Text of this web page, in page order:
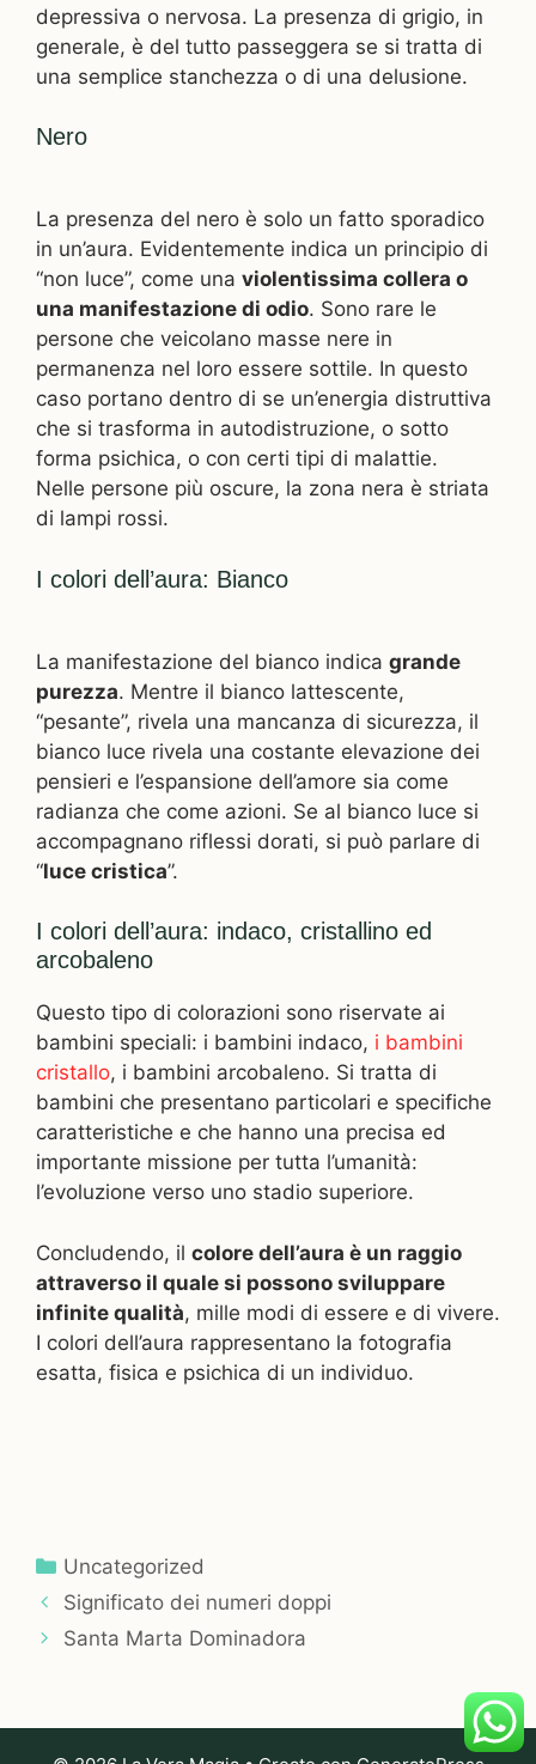
depressiva o nervosa. La presenza di grigio, in
generale, è del tutto passeggera se si tratta di
una semplice stanchezza o di una delusione.
Nero
La presenza del nero è solo un fatto sporadico
in un’aura. Evidentemente indica un principio di
“non luce”, come una violentissima collera o
una manifestazione di odio. Sono rare le
persone che veicolano masse nere in
permanenza nel loro essere sottile. In questo
caso portano dentro di se un’energia distruttiva
che si trasforma in autodistruzione, o sotto
forma psichica, o con certi tipi di malattie.
Nelle persone più oscure, la zona nera è striata
di lampi rossi.
I colori dell’aura: Bianco
La manifestazione del bianco indica grande
purezza. Mentre il bianco lattescente,
“pesante”, rivela una mancanza di sicurezza, il
bianco luce rivela una costante elevazione dei
pensieri e l’espansione dell’amore sia come
radianza che come azioni. Se al bianco luce si
accompagnano riflessi dorati, si può parlare di
“luce cristica”.
I colori dell’aura: indaco, cristallino ed
arcobaleno
Questo tipo di colorazioni sono riservate ai
bambini speciali: i bambini indaco, i bambini
cristallo, i bambini arcobaleno. Si tratta di
bambini che presentano particolari e specifiche
caratteristiche e che hanno una precisa ed
importante missione per tutta l’umanità:
l’evoluzione verso uno stadio superiore.
Concludendo, il colore dell’aura è un raggio
attraverso il quale si possono sviluppare
infinite qualità, mille modi di essere e di vivere.
I colori dell’aura rappresentano la fotografia
esatta, fisica e psichica di un individuo.
Categorie
Uncategorized
Significato dei numeri doppi
Santa Marta Dominadora